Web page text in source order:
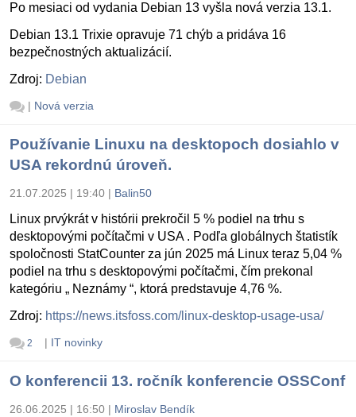
Po mesiaci od vydania Debian 13 vyšla nová verzia 13.1.
Debian 13.1 Trixie opravuje 71 chýb a pridáva 16
bezpečnostných aktualizácií.
Zdroj: Debian
| Nová verzia
Používanie Linuxu na desktopoch dosiahlo v
USA rekordnú úroveň.
21.07.2025 | 19:40 | Balin50
Linux prvýkrát v histórii prekročil 5 % podiel na trhu s
desktopovými počítačmi v USA . Podľa globálnych štatistík
spoločnosti StatCounter za jún 2025 má Linux teraz 5,04 %
podiel na trhu s desktopovými počítačmi, čím prekonal
kategóriu „ Neznámy “, ktorá predstavuje 4,76 %.
Zdroj: https://news.itsfoss.com/linux-desktop-usage-usa/
2 | IT novinky
O konferencii 13. ročník konferencie OSSConf
26.06.2025 | 16:50 | Miroslav Bendík